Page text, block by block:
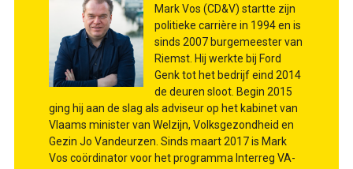
Mark Vos (CD&V) startte zijn
politieke carrière in 1994 en is
sinds 2007 burgemeester van
Riemst. Hij werkte bij Ford
Genk tot het bedrijf eind 2014
de deuren sloot. Begin 2015
ging hij aan de slag als adviseur op het kabinet van
Vlaams minister van Welzijn, Volksgezondheid en
Gezin Jo Vandeurzen. Sinds maart 2017 is Mark
Vos coördinator voor het programma Interreg VA-